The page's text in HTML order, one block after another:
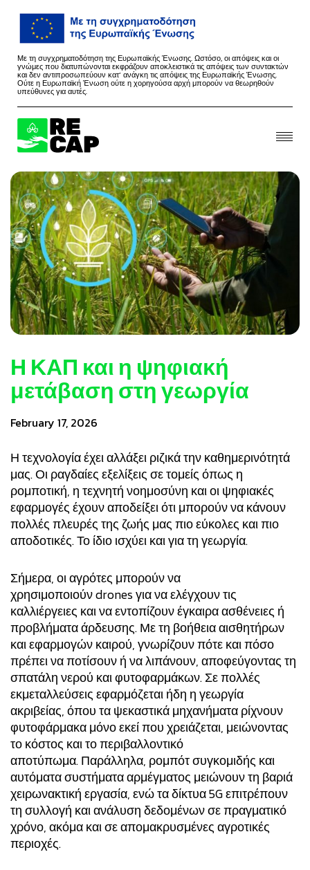
Με τη συγχρηματοδότηση της Ευρωπαϊκής Ένωσης. Ωστόσο, οι απόψεις και οι
γνώμες που διατυπώνονται εκφράζουν αποκλειστικά τις απόψεις των συντακτών
και δεν αντιπροσωπεύουν κατ’ ανάγκη τις απόψεις της Ευρωπαϊκής Ένωσης.
Ούτε η Ευρωπαϊκή Ένωση ούτε η χορηγούσα αρχή μπορούν να θεωρηθούν
υπεύθυνες για αυτές.
Η ΚΑΠ και η ψηφιακή
μετάβαση στη γεωργία
February 17, 2026
Η τεχνολογία έχει αλλάξει ριζικά την καθημερινότητά
μας. Οι ραγδαίες εξελίξεις σε τομείς όπως η
ρομποτική, η τεχνητή νοημοσύνη και οι ψηφιακές
εφαρμογές έχουν αποδείξει ότι μπορούν να κάνουν
πολλές πλευρές της ζωής μας πιο εύκολες και πιο
αποδοτικές. Το ίδιο ισχύει και για τη γεωργία.
Σήμερα, οι αγρότες μπορούν να
χρησιμοποιούν drones για να ελέγχουν τις
καλλιέργειες και να εντοπίζουν έγκαιρα ασθένειες ή
προβλήματα άρδευσης. Με τη βοήθεια αισθητήρων
και εφαρμογών καιρού, γνωρίζουν πότε και πόσο
πρέπει να ποτίσουν ή να λιπάνουν, αποφεύγοντας τη
σπατάλη νερού και φυτοφαρμάκων. Σε πολλές
εκμεταλλεύσεις εφαρμόζεται ήδη η γεωργία
ακριβείας, όπου τα ψεκαστικά μηχανήματα ρίχνουν
φυτοφάρμακα μόνο εκεί που χρειάζεται, μειώνοντας
το κόστος και το περιβαλλοντικό
αποτύπωμα. Παράλληλα, ρομπότ συγκομιδής και
αυτόματα συστήματα αρμέγματος μειώνουν τη βαριά
χειρωνακτική εργασία, ενώ τα δίκτυα 5G επιτρέπουν
τη συλλογή και ανάλυση δεδομένων σε πραγματικό
χρόνο, ακόμα και σε απομακρυσμένες αγροτικές
περιοχές.